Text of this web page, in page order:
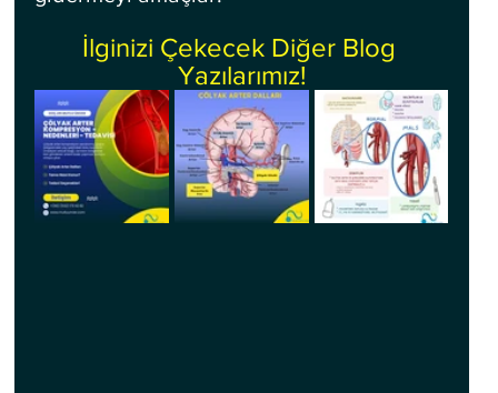
İlginizi Çekecek Diğer Blog
Yazılarımız!